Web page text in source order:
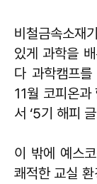
비철금속소재
있게 과학을
다 과학캠프
11월 코피온과
서 ‘5기 해피
이 밖에 예스
쾌적한 교실 환